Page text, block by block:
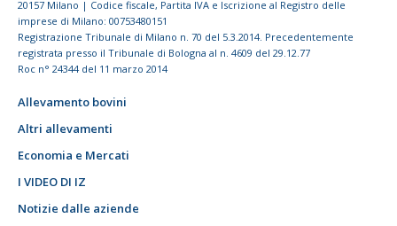
20157 Milano | Codice fiscale, Partita IVA e Iscrizione al Registro delle
imprese di Milano: 00753480151
Registrazione Tribunale di Milano n. 70 del 5.3.2014. Precedentemente
registrata presso il Tribunale di Bologna al n. 4609 del 29.12.77
Roc n° 24344 del 11 marzo 2014
Allevamento bovini
Altri allevamenti
Economia e Mercati
I VIDEO DI IZ
Notizie dalle aziende